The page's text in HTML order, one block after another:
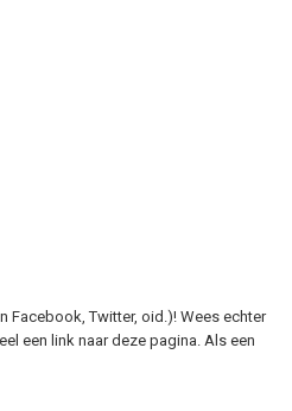
Facebook, Twitter, oid.)! Wees echter
een link naar deze pagina. Als een